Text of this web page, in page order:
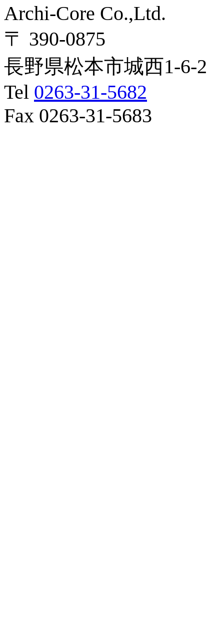
Archi-Core Co.,Ltd.
〒 390-0875
長野県松本市城西1-6-2
Tel 0263-31-5682
Fax 0263-31-5683